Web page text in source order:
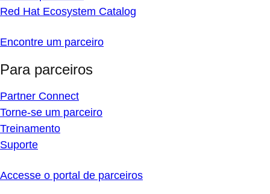
Red Hat Ecosystem Catalog
Encontre um parceiro
Para parceiros
Partner Connect
Torne-se um parceiro
Treinamento
Suporte
Accesse o portal de parceiros